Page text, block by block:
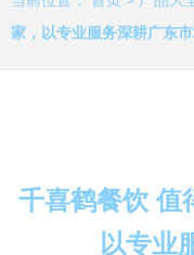
家，以专业服务深耕广东
千喜鹤餐饮 值
以专业